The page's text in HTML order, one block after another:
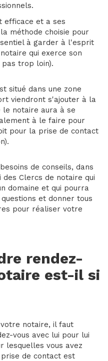
efficace et a ses
méthode choisie pour
à garder à l'esprit
qui exerce son
pas trop loin).
situé dans une zone
viendront s'ajouter à la
le notaire aura à se
à le faire pour
pour la prise de contact
de conseils, dans
des Clercs de notaire qui
domaine et qui pourra
et donner tous
pour réaliser votre
rendez-
est-il si
votre notaire, il faut
vous avec lui pour lui
lesquelles vous avez
de contact est